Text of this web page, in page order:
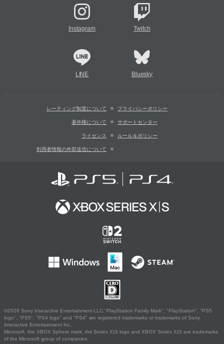
Instagram Twitch
LINE Bluesky
レーティング制度について プライバシーポリシー
著作権について サポートセンター
ライセンス ルール＆ポリシー
利用者情報の外部送信について
©2026 Sony Interactive Entertainment LLC."PlayStation Family Mark", "PlayStation", "PS5
logo", "PS5", "PS4 logo" and "PS4" are registered trademarks or trademarks of Sony
Interactive Entertainment Inc.
Microsoft, the XBOX Sphere mark, the Series X|S logo and XBOX Series X|S are trademarks
of the Microsoft group of companies.